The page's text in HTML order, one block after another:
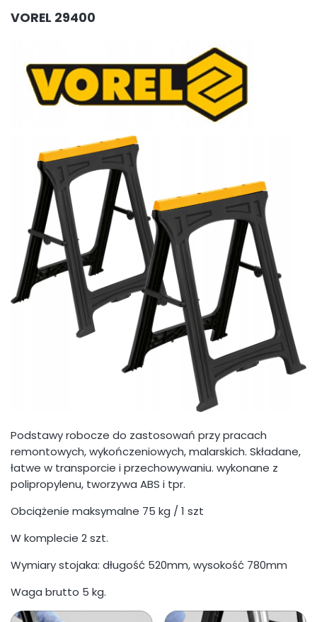
VOREL 29400
Podstawy robocze do zastosowań przy pracach
remontowych, wykończeniowych, malarskich. Składane,
łatwe w transporcie i przechowywaniu. wykonane z
polipropylenu, tworzywa ABS i tpr.
Obciążenie maksymalne 75 kg / 1 szt
W komplecie 2 szt.
Wymiary stojaka: długość 520mm, wysokość 780mm
Waga brutto 5 kg.